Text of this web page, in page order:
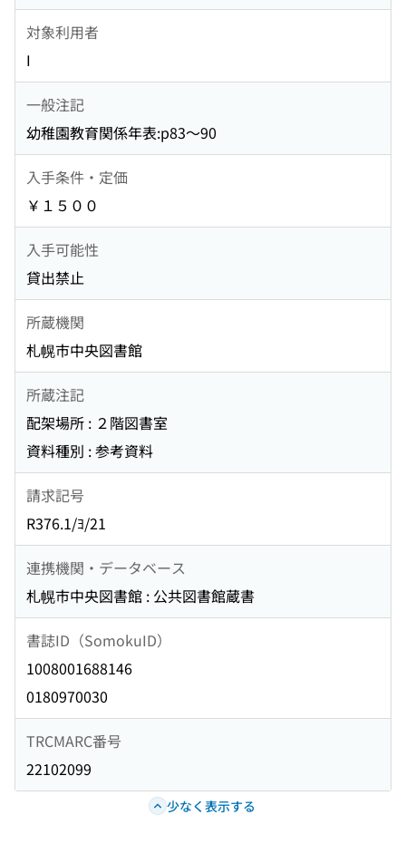
対象利用者
I
一般注記
幼稚園教育関係年表:p83〜90
入手条件・定価
￥１５００
入手可能性
貸出禁止
所蔵機関
札幌市中央図書館
所蔵注記
配架場所 : ２階図書室
資料種別 : 参考資料
請求記号
R376.1/ﾖ/21
連携機関・データベース
札幌市中央図書館 : 公共図書館蔵書
書誌ID（SomokuID）
1008001688146
0180970030
TRCMARC番号
22102099
少なく表示する